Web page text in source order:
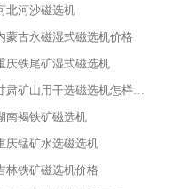
北河沙磁选机
蒙古永磁湿式磁选机价格
庆铁尾矿湿式磁选机
甘肃矿山用干选磁选机怎样调磁
南褐铁矿磁选机
庆锰矿水选磁选机
林铁矿磁选机价格